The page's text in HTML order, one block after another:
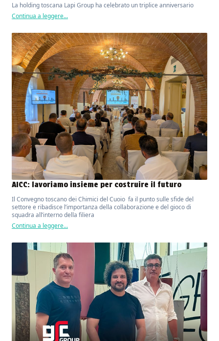
La holding toscana Lapi Group ha celebrato un triplice anniversario
Continua a leggere...
AICC: lavoriamo insieme per costruire il futuro
Il Convegno toscano dei Chimici del Cuoio fa il punto sulle sfide del
settore e ribadisce l’importanza della collaborazione e del gioco di
squadra all’interno della filiera
Continua a leggere...